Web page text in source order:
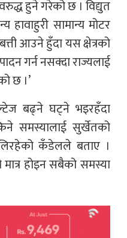
हुने गरेको छ । विद्युत
सामान्य मोटर
आउने हुँदा यस क्षेत्रको
गर्न नसक्दा राज्यलाई
छ ।’
बढ्ने घट्ने भइरहँदा
समस्यालाई सुर्खेतको
कँडेलले बताए ।
मात्र होइन सबैको समस्या